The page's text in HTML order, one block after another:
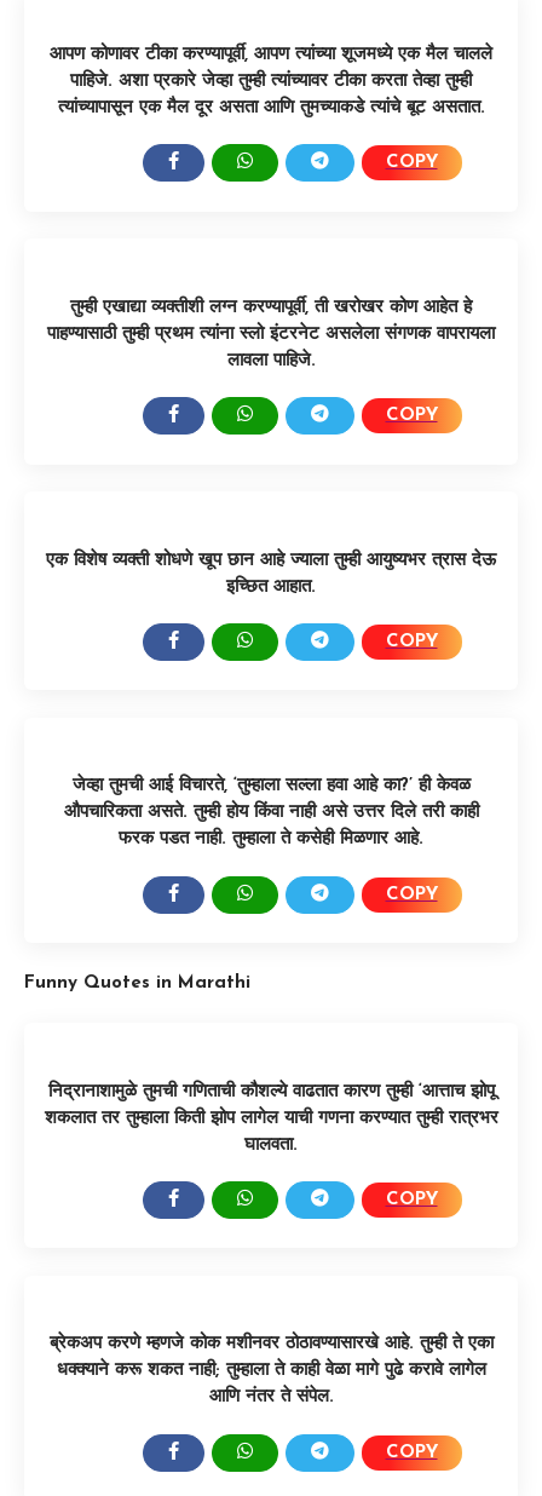
आपण कोणावर टीका करण्यापूर्वी, आपण त्यांच्या शूजमध्ये एक मैल चालले
पाहिजे. अशा प्रकारे जेव्हा तुम्ही त्यांच्यावर टीका करता तेव्हा तुम्ही
त्यांच्यापासून एक मैल दूर असता आणि तुमच्याकडे त्यांचे बूट असतात.
COPY
तुम्ही एखाद्या व्यक्तीशी लग्न करण्यापूर्वी, ती खरोखर कोण आहेत हे
पाहण्यासाठी तुम्ही प्रथम त्यांना स्लो इंटरनेट असलेला संगणक वापरायला
लावला पाहिजे.
COPY
एक विशेष व्यक्ती शोधणे खूप छान आहे ज्याला तुम्ही आयुष्यभर त्रास देऊ
इच्छित आहात.
COPY
जेव्हा तुमची आई विचारते, ‘तुम्हाला सल्ला हवा आहे का?’ ही केवळ
औपचारिकता असते. तुम्ही होय किंवा नाही असे उत्तर दिले तरी काही
फरक पडत नाही. तुम्हाला ते कसेही मिळणार आहे.
COPY
Funny Quotes in Marathi
निद्रानाशामुळे तुमची गणिताची कौशल्ये वाढतात कारण तुम्ही ‘आत्ताच झोपू
शकलात तर तुम्हाला किती झोप लागेल याची गणना करण्यात तुम्ही रात्रभर
घालवता.
COPY
ब्रेकअप करणे म्हणजे कोक मशीनवर ठोठावण्यासारखे आहे. तुम्ही ते एका
धक्क्याने करू शकत नाही; तुम्हाला ते काही वेळा मागे पुढे करावे लागेल
आणि नंतर ते संपेल.
COPY